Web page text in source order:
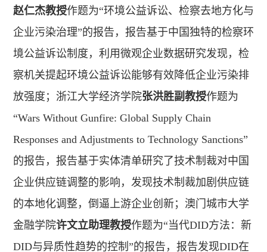
赵仁杰教授作题为“环境公益诉讼、检察去地方化与
企业污染治理”的报告，报告基于中国独特的检察环
境公益诉讼制度，利用微观企业数据研究发现，检
察机关提起环境公益诉讼能够有效降低企业污染排
放强度；浙江大学经济学院张洪胜副教授作题为
“Wars Without Gunfire: Global Supply Chain
Responses and Adjustments to Technology Sanctions”
的报告，报告基于实体清单研究了技术制裁对中国
企业供应链调整的影响，发现技术制裁加剧供应链
的本地化调整，倒逼上游企业创新；澳门城市大学
金融学院许文立助理教授作题为“当代DID方法：新
DID与异质性趋势的控制”的报告，报告发现DID在